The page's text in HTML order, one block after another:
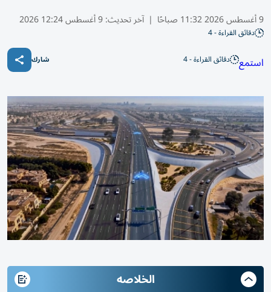
9 أغسطس 2026 11:32 صباحًا | آخر تحديث:9 أغسطس 12:24 2026
دقائق القراءة - 4
استمع دقائق القراءة - 4 شارك
الخلاصه